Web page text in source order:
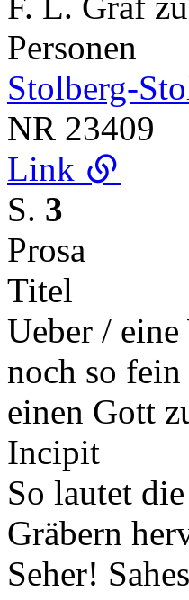
Personen
Stolberg-
NR 23409
Link
S. 3
Prosa
Titel
Ueber /
noch so
einen Gott
Incipit
So lautet
Gräbern
Seher!